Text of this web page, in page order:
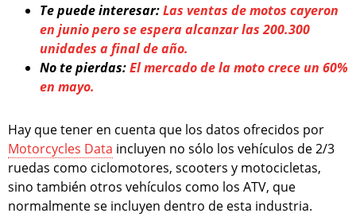
Te puede interesar:Las ventas de motos cayeron
en junio pero se espera alcanzar las 200.300
unidades a final de año.
No te pierdas:El mercado de la moto crece un 60%
en mayo.
Hay que tener en cuenta que los datos ofrecidos por
Motorcycles Data incluyen no sólo los vehículos de 2/3
ruedas como ciclomotores, scooters y motocicletas,
sino también otros vehículos como los ATV, que
normalmente se incluyen dentro de esta industria.